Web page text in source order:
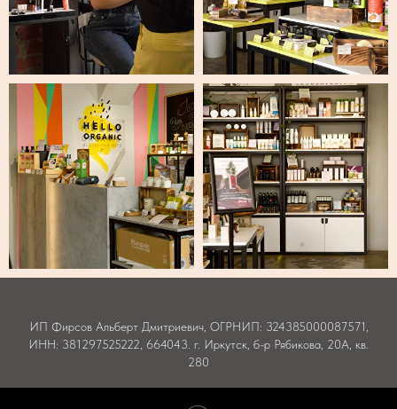
ИП Фирсов Альберт Дмитриевич, ОГРНИП: 324385000087571,
ИНН: 381297525222, 664043. г. Иркутск, б-р Рябикова, 20А, кв.
280